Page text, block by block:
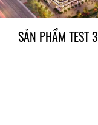
SẢN PHẨM TEST 3